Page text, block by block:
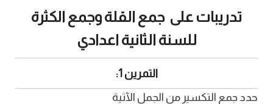
تدريبات على جمع القلة وجمع الكثرة
للسنة الثانية اعدادي
التمرين 1:
حدد جمع التكسير من الجمل الآتية